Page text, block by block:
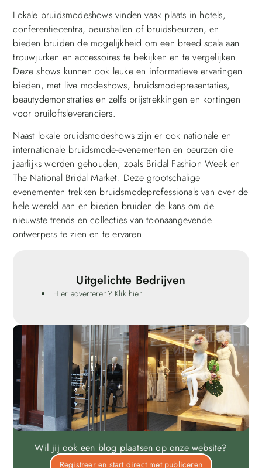
Lokale bruidsmodeshows vinden vaak plaats in hotels,
conferentiecentra, beurshallen of bruidsbeurzen, en
bieden bruiden de mogelijkheid om een breed scala aan
trouwjurken en accessoires te bekijken en te vergelijken.
Deze shows kunnen ook leuke en informatieve ervaringen
bieden, met live modeshows, bruidsmodepresentaties,
beautydemonstraties en zelfs prijstrekkingen en kortingen
voor bruiloftsleveranciers.
Naast lokale bruidsmodeshows zijn er ook nationale en
internationale bruidsmode-evenementen en beurzen die
jaarlijks worden gehouden, zoals Bridal Fashion Week en
The National Bridal Market. Deze grootschalige
evenementen trekken bruidsmodeprofessionals van over de
hele wereld aan en bieden bruiden de kans om de
nieuwste trends en collecties van toonaangevende
ontwerpers te zien en te ervaren.
Uitgelichte Bedrijven
Hier adverteren? Klik hier
Wil jij ook een blog plaatsen op onze website?
Registreer en start direct met publiceren